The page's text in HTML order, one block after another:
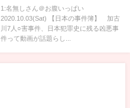
事件
1:名無しさん＠お腹いっぱい
2020.10.03(Sat) 【日本の事件簿】 加古
川7人○害事件、日本犯罪史に残る凶悪事
件って動画が話題らし...